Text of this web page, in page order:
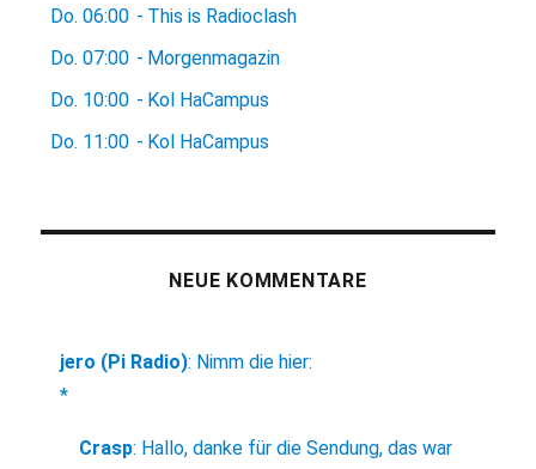
Do. 06:00 - This is Radioclash
Do. 07:00 - Morgenmagazin
Do. 10:00 - Kol HaCampus
Do. 11:00 - Kol HaCampus
NEUE KOMMENTARE
jero (Pi Radio): Nimm die hier:
*
Crasp: Hallo, danke für die Sendung, das war